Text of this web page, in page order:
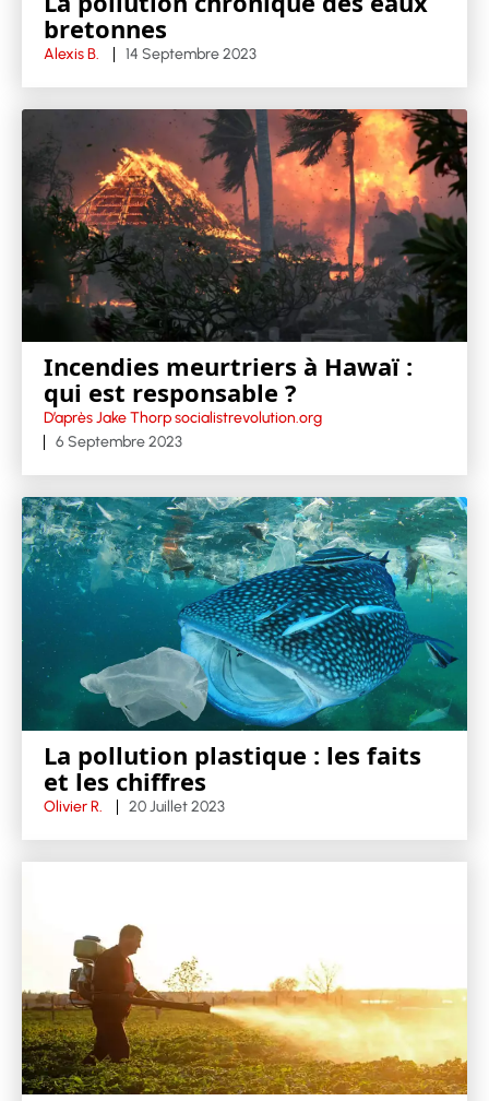
bretonnes
Alexis B. 14 Septembre 2023
Incendies meurtriers à Hawaï :
qui est responsable ?
D’après Jake Thorp socialistrevolution.org
6 Septembre 2023
La pollution plastique : les faits
et les chiffres
Olivier R. 20 Juillet 2023